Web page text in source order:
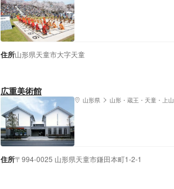
住所山形県天童市大字天童
広重美術館
山形県 山形・蔵王・天童・上山
住所〒994-0025 山形県天童市鎌田本町1-2-1